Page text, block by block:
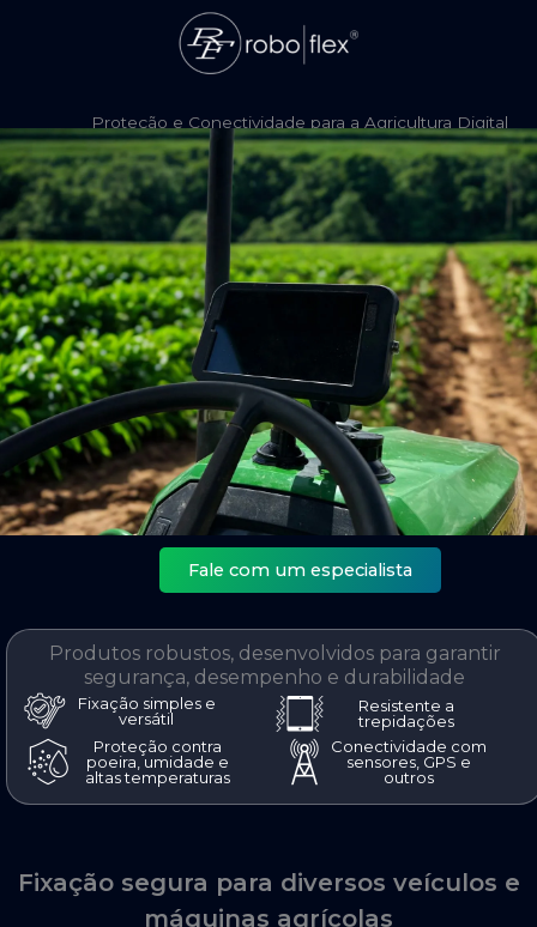
Proteção e Conectividade para a Agricultura Digital
Soluções para implantação de tablets e telas em
com outros dispositivos.
Fale com um especialista
Produtos robustos, desenvolvidos para garantir
segurança, desempenho e durabilidade
Fixação simples e
versátil
Resistente a
trepidações
Proteção contra
poeira, umidade e
altas temperaturas
Conectividade com
sensores, GPS e
outros
Fixação segura para diversos veículos e
máquinas agrícolas